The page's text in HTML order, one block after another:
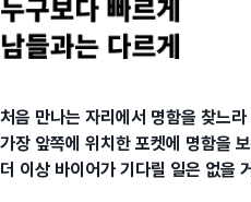
처음 만나는 자리에서 명함을 찾느
가장 앞쪽에 위치한 포켓에 명함을
더 이상 바이어가 기다릴 일은 없을